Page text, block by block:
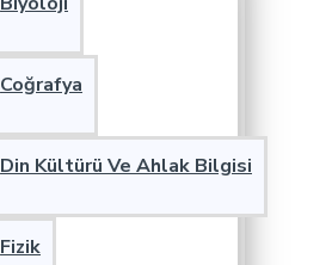
Coğrafya
Din Kültürü Ve Ahlak Bilgisi
Fizik